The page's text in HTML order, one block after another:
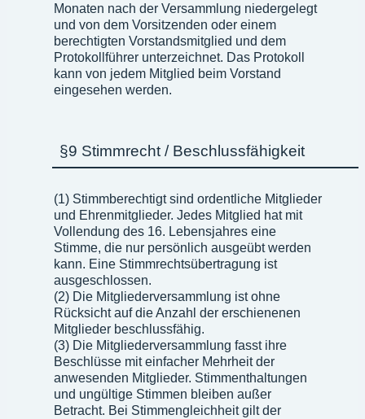
Monaten nach der Versammlung niedergelegt
und von dem Vorsitzenden oder einem
berechtigten Vorstandsmitglied und dem
Protokollführer unterzeichnet. Das Protokoll
kann von jedem Mitglied beim Vorstand
eingesehen werden.
§9 Stimmrecht / Beschlussfähigkeit
(1) Stimmberechtigt sind ordentliche Mitglieder
und Ehrenmitglieder. Jedes Mitglied hat mit
Vollendung des 16. Lebensjahres eine
Stimme, die nur persönlich ausgeübt werden
kann. Eine Stimmrechtsübertragung ist
ausgeschlossen.
(2) Die Mitgliederversammlung ist ohne
Rücksicht auf die Anzahl der erschienenen
Mitglieder beschlussfähig.
(3) Die Mitgliederversammlung fasst ihre
Beschlüsse mit einfacher Mehrheit der
anwesenden Mitglieder. Stimmenthaltungen
und ungültige Stimmen bleiben außer
Betracht. Bei Stimmengleichheit gilt der